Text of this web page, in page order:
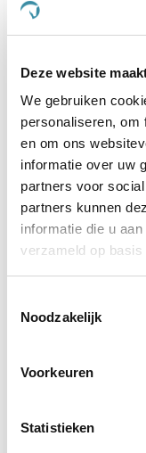
Deze website
We gebruiken
personaliseren, om
en om ons
informatie over uw
partners voor
partners kunnen
informatie die u
verzameld op
Noodzakelijk
Voorkeuren
Statistieken
Dursy Dog en
zorgvuldig
precies wat wij
Wat maakt
de markt
De
toewijding aan
gezondheidszorg
ervaring en een
en -welzijn,
van de
maximale
veiligheid en